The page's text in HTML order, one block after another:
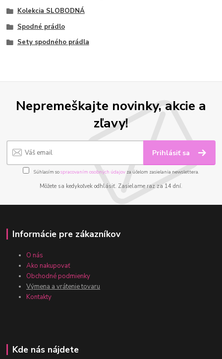
Kolekcia SLOBODNÁ
Spodné prádlo
Sety spodného prádla
Nepremeškajte novinky, akcie a
zľavy!
Prihlásiť sa
Súhlasím sospracovaním osobných údajov za účelom zasielania newslettera.
Môžete sa kedykoľvek odhlásiť. Zasielame raz za 14 dní.
Informácie pre zákazníkov
O nás
Ako nakupovať
Obchodné podmienky
Výmena a vrátenie tovaru
Kontakty
Kde nás nájdete